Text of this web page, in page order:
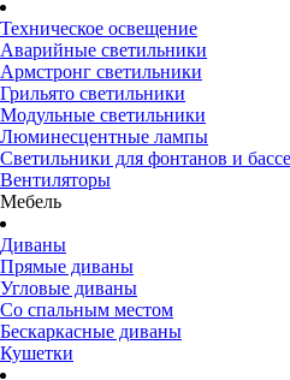
Техническое освещение
Аварийные светильники
Армстронг светильники
Грильято светильники
Модульные светильники
Люминесцентные лампы
Светильники для фонтанов и
Вентиляторы
Мебель
Диваны
Прямые диваны
Угловые диваны
Со спальным местом
Бескаркасные диваны
Кушетки